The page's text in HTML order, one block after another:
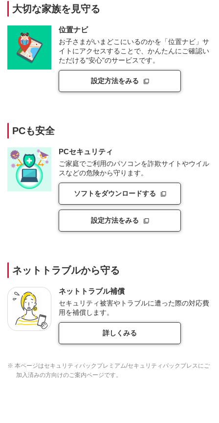
大切な家族を見守る
位置ナビ
お子さまがいまどこにいるのかを「位置ナビ」サ
イトにアクセスすることで、かんたんにご確認い
ただける"安心"のサービスです。
設定方法をみる
PCも安全
PCセキュリティ
ご家庭でご利用のパソコンを詐欺サイトやウイル
スなどの危険から守ります。
ソフトをダウンロードする
設定方法をみる
ネットトラブルから守る
ネットトラブル補償
セキュリティ被害やトラブルに遭った際の対応費
用を補償します。
詳しくみる
※ 本ページはセキュリティパックプレミアム/セキュリティパックプレスにご
加入済みの方向けのご案内ページです。